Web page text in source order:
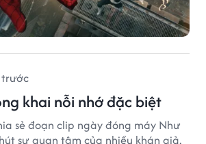
khai nỗi nhớ đặc biệt
sẻ đoạn clip ngày đóng máy Như
sự quan tâm của nhiều khán giả.